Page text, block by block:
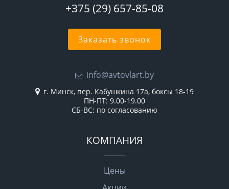
+375 (29) 657-85-08
Заказать звонок
info@avtovlart.by
г. Минск, пер. Кабушкина 17а, боксы 18-19
ПН-ПТ: 9.00-19.00
СБ-ВС: по согласованию
КОМПАНИЯ
Цены